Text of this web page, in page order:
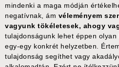
mindenki a maga módján
negatívnak, ám véleményem
vagyunk tökéletesek, ahogy
tulajdonságunk lehet éppen
egy-egy konkrét helyzetben.
tulajdonság segíthet vagy